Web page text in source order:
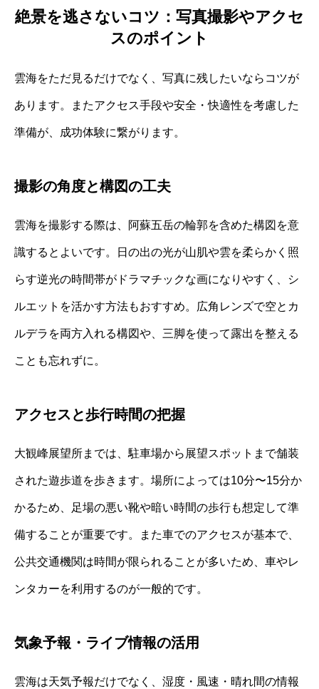
絶景を逃さないコツ：写真撮影やアクセ
スのポイント
雲海をただ見るだけでなく、写真に残したいならコツが
あります。またアクセス手段や安全・快適性を考慮した
準備が、成功体験に繋がります。
撮影の角度と構図の工夫
雲海を撮影する際は、阿蘇五岳の輪郭を含めた構図を意
識するとよいです。日の出の光が山肌や雲を柔らかく照
らす逆光の時間帯がドラマチックな画になりやすく、シ
ルエットを活かす方法もおすすめ。広角レンズで空とカ
ルデラを両方入れる構図や、三脚を使って露出を整える
ことも忘れずに。
アクセスと歩行時間の把握
大観峰展望所までは、駐車場から展望スポットまで舗装
された遊歩道を歩きます。場所によっては10分〜15分か
かるため、足場の悪い靴や暗い時間の歩行も想定して準
備することが重要です。また車でのアクセスが基本で、
公共交通機関は時間が限られることが多いため、車やレ
ンタカーを利用するのが一般的です。
気象予報・ライブ情報の活用
雲海は天気予報だけでなく、湿度・風速・晴れ間の情報